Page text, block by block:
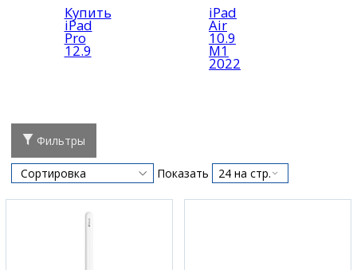
Купить
iPad
Pro
12.9
iPad
Air
10.9
M1
2022
Фильтры
Показать